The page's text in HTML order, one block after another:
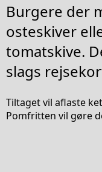
Burgere der
osteskiver
tomatskive.
slags
Tiltaget vil aflaste
Pomfritten vil gøre